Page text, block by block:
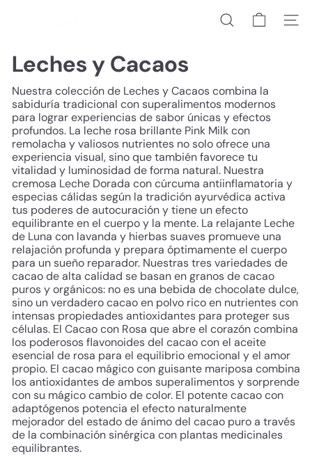
i
s
i
c/
b
e
r
l
i
n
Buscar
Leches y Cacaos
Nuestra colección de Leches y Cacaos combina la
sabiduría tradicional con superalimentos modernos
para lograr experiencias de sabor únicas y efectos
profundos. La leche rosa brillante Pink Milk con
remolacha y valiosos nutrientes no solo ofrece una
experiencia visual, sino que también favorece tu
vitalidad y luminosidad de forma natural. Nuestra
cremosa Leche Dorada con cúrcuma antiinflamatoria y
especias cálidas según la tradición ayurvédica activa
tus poderes de autocuración y tiene un efecto
equilibrante en el cuerpo y la mente. La relajante Leche
de Luna con lavanda y hierbas suaves promueve una
relajación profunda y prepara óptimamente el cuerpo
para un sueño reparador. Nuestras tres variedades de
cacao de alta calidad se basan en granos de cacao
puros y orgánicos: no es una bebida de chocolate dulce,
sino un verdadero cacao en polvo rico en nutrientes con
intensas propiedades antioxidantes para proteger sus
células. El Cacao con Rosa que abre el corazón combina
los poderosos flavonoides del cacao con el aceite
esencial de rosa para el equilibrio emocional y el amor
propio. El cacao mágico con guisante mariposa combina
los antioxidantes de ambos superalimentos y sorprende
con su mágico cambio de color. El potente cacao con
adaptógenos potencia el efecto naturalmente
mejorador del estado de ánimo del cacao puro a través
de la combinación sinérgica con plantas medicinales
equilibrantes.